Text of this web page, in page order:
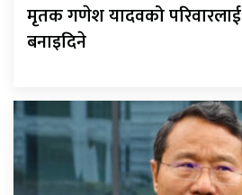
मृतक गणेश यादवको
बनाइदिने